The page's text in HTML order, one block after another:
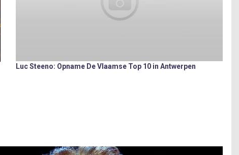
Luc Steeno: Opname De Vlaamse Top 10 in Antwerpen